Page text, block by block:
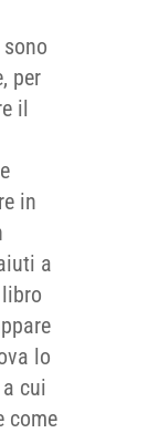
per
il
in
a
lo
cui
come